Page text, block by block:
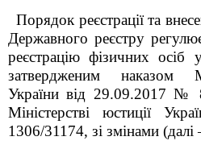
Порядок реєстрації та
Державного реєстру
реєстрацію фізичних осіб
затвердженим наказом
України від 29.09.2017 №
Міністерстві юстиції
1306/31174, зі змінами